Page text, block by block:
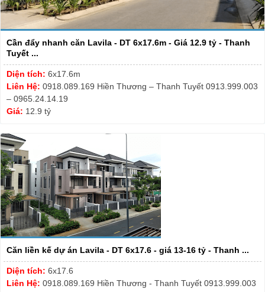
Cần đẩy nhanh căn Lavila - DT 6x17.6m - Giá 12.9 tỷ - Thanh
Tuyết ...
Diện tích: 6x17.6m
Liên Hệ: 0918.089.169 Hiền Thương – Thanh Tuyết 0913.999.003
– 0965.24.14.19
Giá: 12.9 tỷ
Căn liền kế dự án Lavila - DT 6x17.6 - giá 13-16 tỷ - Thanh ...
Diện tích: 6x17.6
Liên Hệ: 0918.089.169 Hiền Thương - Thanh Tuyết 0913.999.003